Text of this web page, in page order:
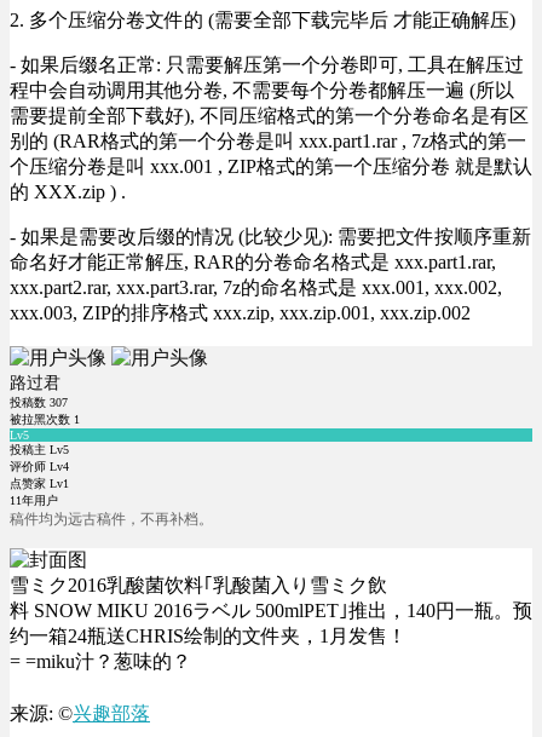
2. 多个压缩分卷文件的 (需要全部下载完毕后 才能正确解压)
- 如果后缀名正常: 只需要解压第一个分卷即可, 工具在解压过
程中会自动调用其他分卷, 不需要每个分卷都解压一遍 (所以
需要提前全部下载好), 不同压缩格式的第一个分卷命名是有区
别的 (RAR格式的第一个分卷是叫 xxx.part1.rar , 7z格式的第一
个压缩分卷是叫 xxx.001 , ZIP格式的第一个压缩分卷 就是默认
的 XXX.zip ) .
- 如果是需要改后缀的情况 (比较少见): 需要把文件按顺序重新
命名好才能正常解压, RAR的分卷命名格式是 xxx.part1.rar,
xxx.part2.rar, xxx.part3.rar, 7z的命名格式是 xxx.001, xxx.002,
xxx.003, ZIP的排序格式 xxx.zip, xxx.zip.001, xxx.zip.002
路过君
投稿数 307
被拉黑次数 1
Lv5
投稿主 Lv5
评价师 Lv4
点赞家 Lv1
11年用户
稿件均为远古稿件，不再补档。
雪ミク2016乳酸菌饮料｢乳酸菌入り雪ミク飲
料 SNOW MIKU 2016ラベル 500mlPET｣推出，140円一瓶。预
约一箱24瓶送CHRIS绘制的文件夹，1月发售！
= =miku汁？葱味的？
来源: ©兴趣部落